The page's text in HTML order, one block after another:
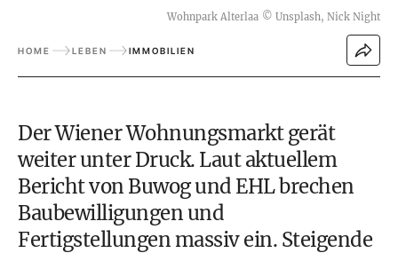
Wohnpark Alterlaa © Unsplash, Nick Night
HOME LEBEN IMMOBILIEN
Der Wiener Wohnungsmarkt gerät
weiter unter Druck. Laut aktuellem
Bericht von Buwog und EHL brechen
Baubewilligungen und
Fertigstellungen massiv ein. Steigende